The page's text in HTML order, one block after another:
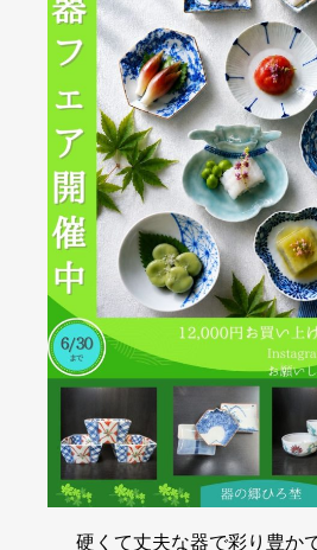
硬くて丈夫な器で彩り豊か